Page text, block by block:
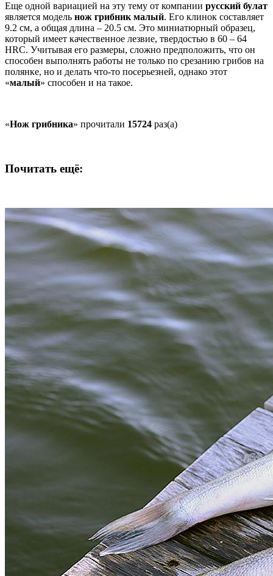
Еще одной вариацией на эту тему от компании русский булат
является модель нож грибник малый. Его клинок составляет
9.2 см, а общая длина – 20.5 см. Это миниатюрный образец,
который имеет качественное лезвие, твердостью в 60 – 64
HRC. Учитывая его размеры, сложно предположить, что он
способен выполнять работы не только по срезанию грибов на
полянке, но и делать что-то посерьезней, однако этот
«малый» способен и на такое.
«Нож грибника» прочитали 15724 раз(а)
Почитать ещё: